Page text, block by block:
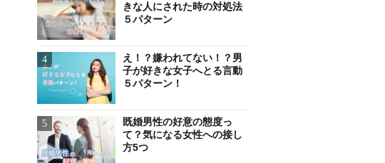
きな人にされた時の対処法
５パターン
え！？嫌われてない！？男
子が好きな女子へとる言動
５パターン！
既婚男性の好意の態度っ
て？気になる女性への接し
方5つ